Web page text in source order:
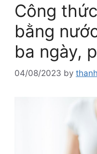
Công
bằng
ba ngày,
04/08/2023 by